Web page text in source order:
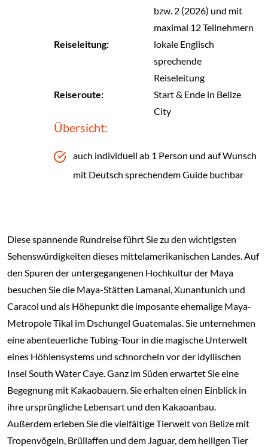
bzw. 2 (2026) und mit
maximal 12 Teilnehmern
Reiseleitung:
lokale Englisch
sprechende
Reiseleitung
Reiseroute:
Start & Ende in Belize
City
Übersicht:
auch individuell ab 1 Person und auf Wunsch
mit Deutsch sprechendem Guide buchbar
Diese spannende Rundreise führt Sie zu den wichtigsten
Sehenswürdigkeiten dieses mittelamerikanischen Landes. Auf
den Spuren der untergegangenen Hochkultur der Maya
besuchen Sie die Maya-Stätten Lamanai, Xunantunich und
Caracol und als Höhepunkt die imposante ehemalige Maya-
Metropole Tikal im Dschungel Guatemalas. Sie unternehmen
eine abenteuerliche Tubing-Tour in die magische Unterwelt
eines Höhlensystems und schnorcheln vor der idyllischen
Insel South Water Caye. Ganz im Süden erwartet Sie eine
Begegnung mit Kakaobauern. Sie erhalten einen Einblick in
ihre ursprüngliche Lebensart und den Kakaoanbau.
Außerdem erleben Sie die vielfältige Tierwelt von Belize mit
Tropenvögeln, Brüllaffen und dem Jaguar, dem heiligen Tier